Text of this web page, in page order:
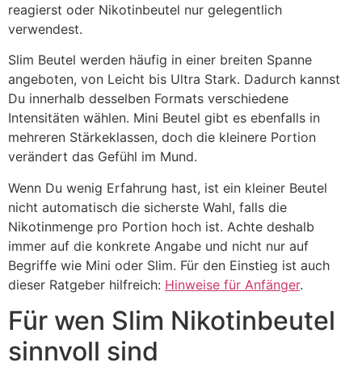
reagierst oder Nikotinbeutel nur gelegentlich
verwendest.
Slim Beutel werden häufig in einer breiten Spanne
angeboten, von Leicht bis Ultra Stark. Dadurch kannst
Du innerhalb desselben Formats verschiedene
Intensitäten wählen. Mini Beutel gibt es ebenfalls in
mehreren Stärkeklassen, doch die kleinere Portion
verändert das Gefühl im Mund.
Wenn Du wenig Erfahrung hast, ist ein kleiner Beutel
nicht automatisch die sicherste Wahl, falls die
Nikotinmenge pro Portion hoch ist. Achte deshalb
immer auf die konkrete Angabe und nicht nur auf
Begriffe wie Mini oder Slim. Für den Einstieg ist auch
dieser Ratgeber hilfreich: Hinweise für Anfänger.
Für wen Slim Nikotinbeutel
sinnvoll sind